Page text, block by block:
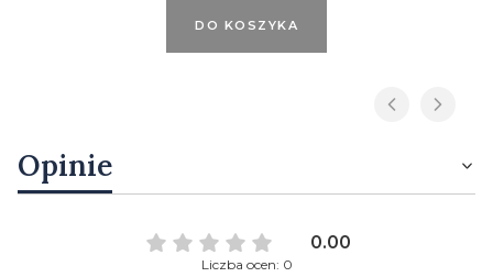
DO KOSZYKA
Opinie
0.00
Liczba ocen: 0